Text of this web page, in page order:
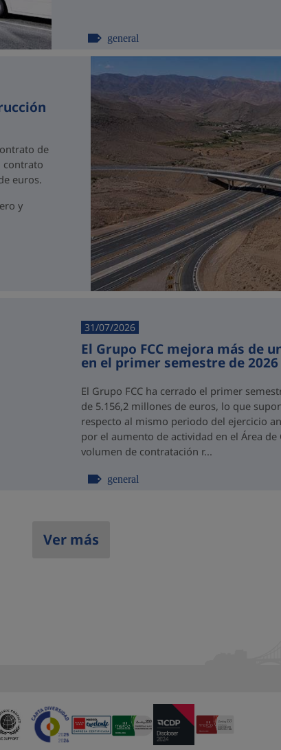
general
de
contrato
euros.
y
31/07/2026
El Grupo FCC mejora más de
en el primer semestre de 2026
El Grupo FCC ha cerrado el primer
de 5.156,2 millones de euros, lo que
respecto al mismo periodo del ejercicio
por el aumento de actividad en el Área
volumen de contratación r...
general
Ver más